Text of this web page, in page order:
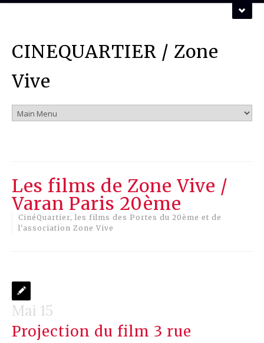
Vous pouvez nous contacter par mail : mail
CINEQUARTIER / Zone
Vive
Les films de Zone Vive /
Varan Paris 20ème
CinéQuartier, les films des Portes du 20ème et de
l'association Zone Vive
Mai 15
Projection du film 3 rue